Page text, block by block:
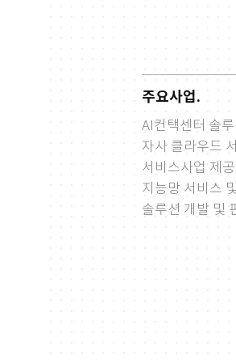
주요사업.
AI컨택센터 솔
자사 클라우드
서비스사업 제공
지능망 서비스
솔루션 개발 및